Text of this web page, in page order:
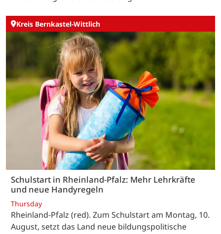
Kreis Bernkastel-Wittlich
Schulstart in Rheinland-Pfalz: Mehr Lehrkräfte
und neue Handyregeln
Thursday
Rheinland-Pfalz (red). Zum Schulstart am Montag, 10.
August, setzt das Land neue bildungspolitische